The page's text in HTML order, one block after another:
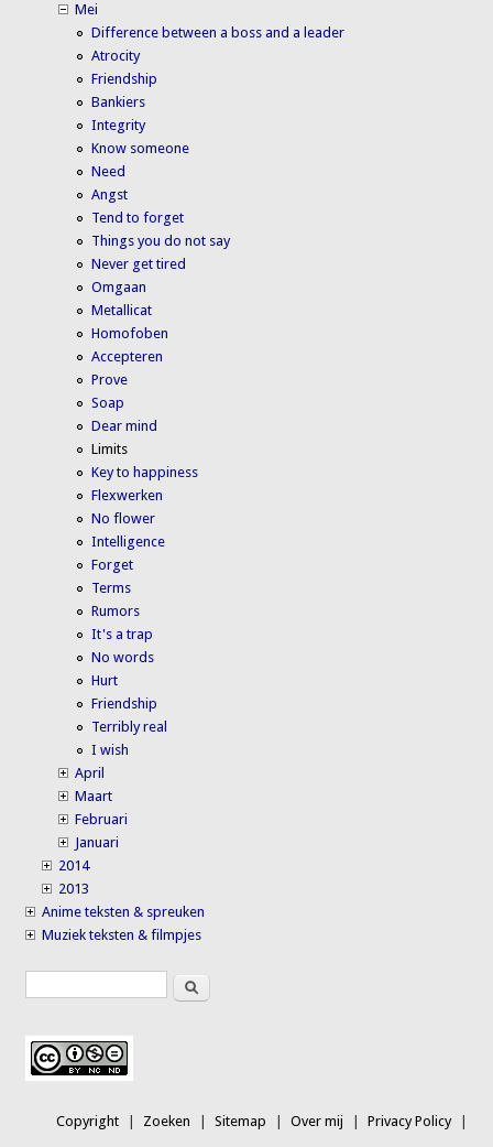
Mei
Difference between a boss and a leader
Atrocity
Friendship
Bankiers
Integrity
Know someone
Need
Angst
Tend to forget
Things you do not say
Never get tired
Omgaan
Metallicat
Homofoben
Accepteren
Prove
Soap
Dear mind
Limits
Key to happiness
Flexwerken
No flower
Intelligence
Forget
Terms
Rumors
It's a trap
No words
Hurt
Friendship
Terribly real
I wish
April
Maart
Februari
Januari
2014
2013
Anime teksten & spreuken
Muziek teksten & filmpjes
Search formSearch
Copyright Zoeken Sitemap Over mij Privacy Policy